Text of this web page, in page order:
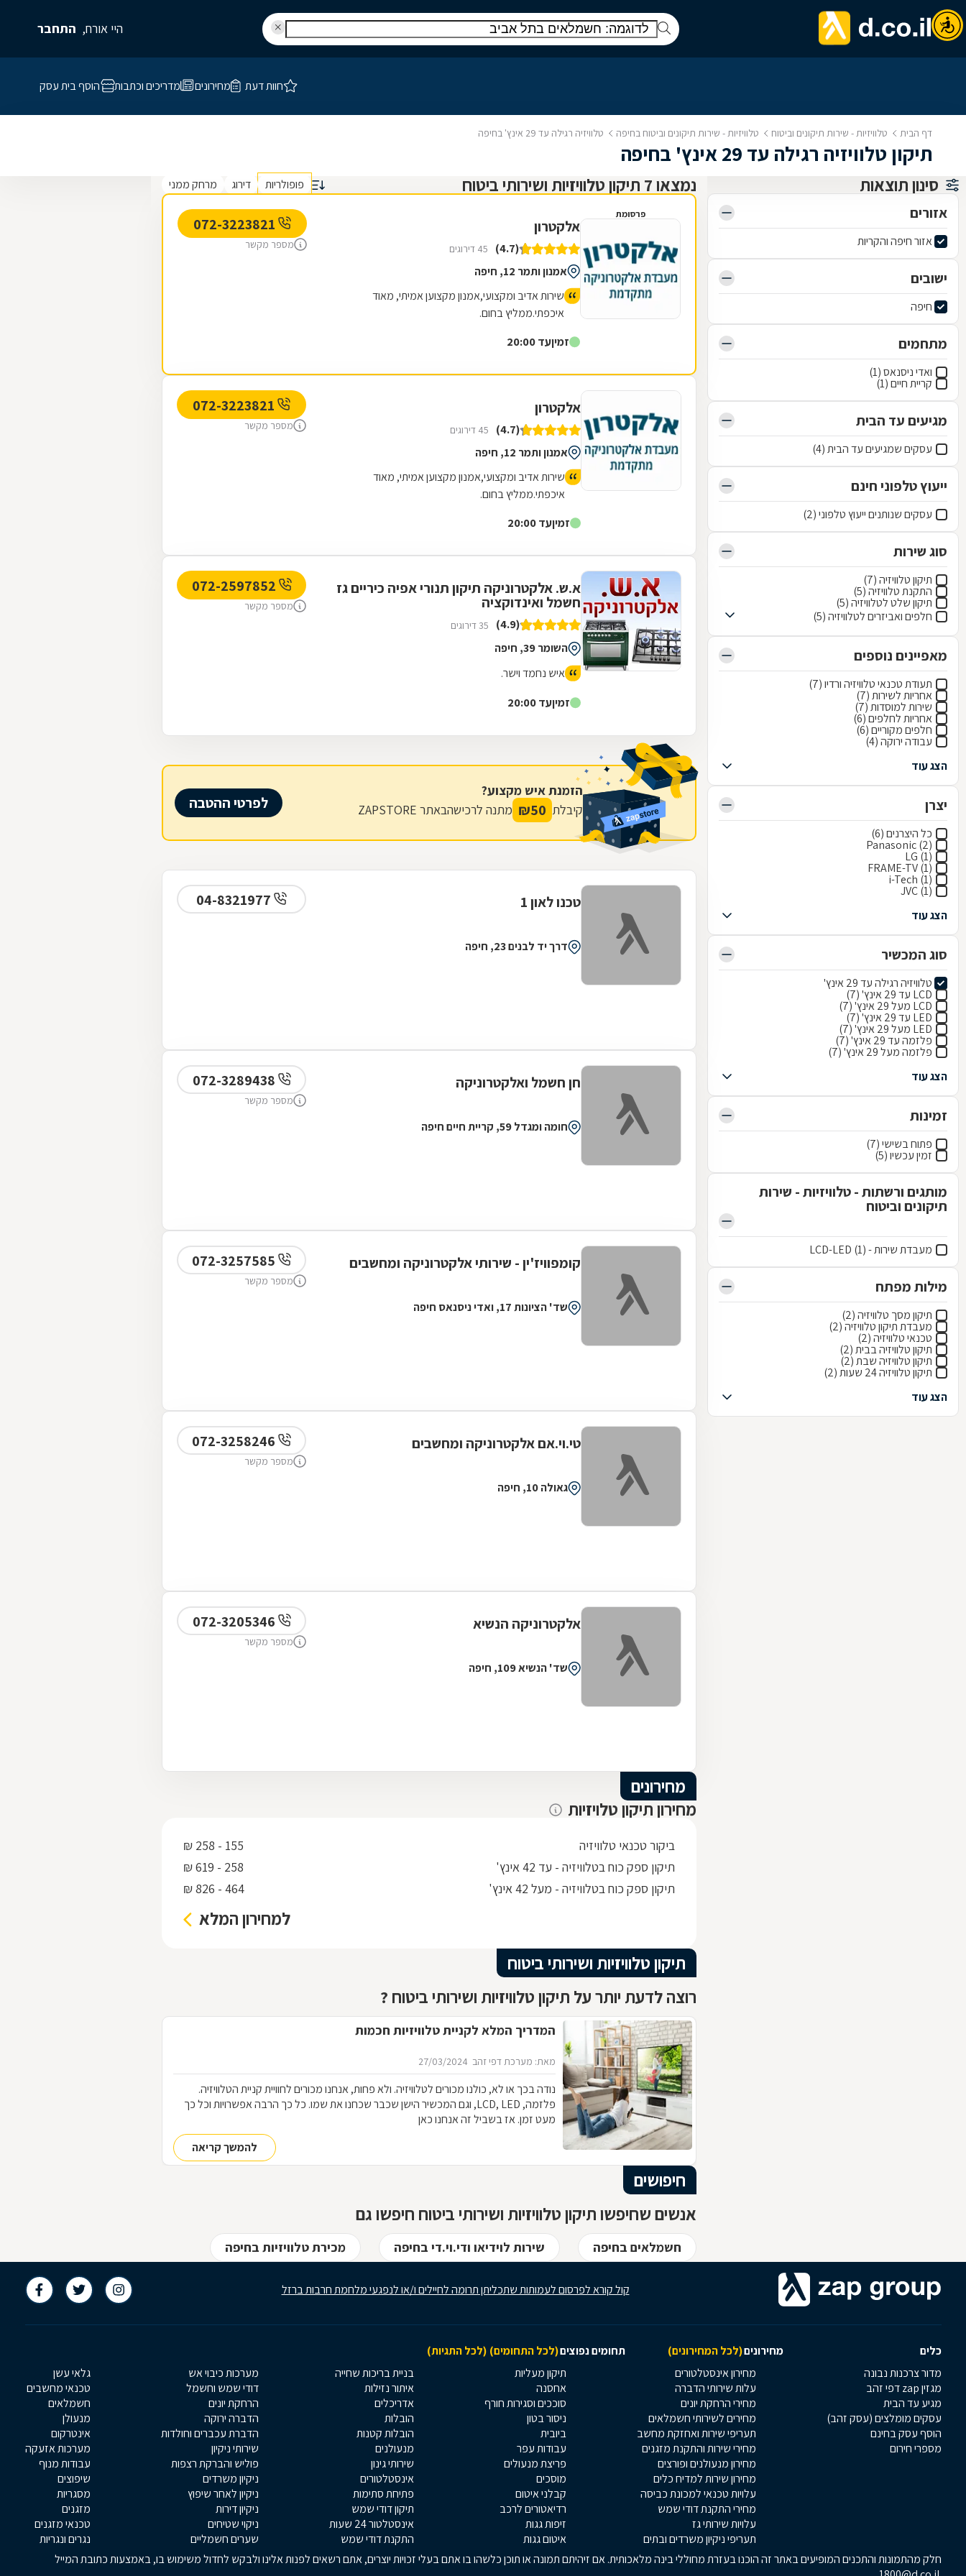
היי אורח, התחבר
חוות דעת מחירונים מדריכים וכתבות הוסף בית עסק
דף הבית טלוויזיות - שירות תיקונים וביטוח טלוויזיות - שירות תיקונים וביטוח בחיפה טלוויזיה רגילה עד 29 אינץ' בחיפה
תיקון טלוויזיה רגילה עד 29 אינץ' בחיפה
סינון תוצאות
אזורים
אזור חיפה והקריות
ישובים
חיפה
מתחמים
ואדי ניסנאס (1)
קריית חיים (1)
מגיעים עד הבית
עסקים שמגיעים עד הבית (4)
ייעוץ טלפוני חינם
עסקים שנותנים ייעוץ טלפוני (2)
סוג שירות
תיקון טלוויזיה (7)
התקנת טלוויזיה (5)
תיקון שלט לטלוויזיה (5)
חלפים ואביזרים לטלוויזיה (5)
מאפיינים נוספים
תעודת טכנאי טלוויזיה ורדיו (7)
אחריות לשירות (7)
שירות למוסדות (7)
אחריות לחלפים (6)
חלפים מקוריים (6)
עבודה ירוקה (4)
הצג עוד
יצרן
כל היצרנים (6)
Panasonic (2)
LG (1)
FRAME-TV (1)
i-Tech (1)
JVC (1)
הצג עוד
סוג המכשיר
טלוויזיה רגילה עד 29 אינץ'
LCD עד 29 אינץ' (7)
LCD מעל 29 אינץ' (7)
LED עד 29 אינץ' (7)
LED מעל 29 אינץ' (7)
פלזמה עד 29 אינץ' (7)
פלזמה מעל 29 אינץ' (7)
הצג עוד
זמינות
פתוח בשישי (7)
זמין עכשיו (5)
מותגים ורשתות - טלוויזיות - שירות
תיקונים וביטוח
מעבדת שירות - LCD-LED (1)
מילות מפתח
תיקון מסך טלוויזיה (2)
מעבדת תיקון טלוויזיה (2)
טכנאי טלוויזיה (2)
תיקון טלוויזיה בבית (2)
תיקון טלוויזיה שבת (2)
תיקון טלוויזיה 24 שעות (2)
הצג עוד
נמצאו 7 תיקון טלוויזיות ושירותי ביטוח פופולריות דירוג מרחק ממני
פרסומת
אלקטרון
(4.7) 45 דירוגים
אמנון ותמר 12, חיפה
שירות אדיב ומקצועי,אמנון מקצוען אמיתי, מאוד
איכפתי.ממליץ בחום.
זמיןעד 20:00
מספר מקשר
אלקטרון
(4.7) 45 דירוגים
אמנון ותמר 12, חיפה
שירות אדיב ומקצועי,אמנון מקצוען אמיתי, מאוד
איכפתי.ממליץ בחום.
זמיןעד 20:00
מספר מקשר
א.ש. אלקטרוניקה תיקון תנורי אפיה כיריים גז
חשמל ואינדוקציה
(4.9) 35 דירוגים
השומר 39, חיפה
איש נחמד וישר.
זמיןעד 20:00
מספר מקשר
הזמנת איש מקצוע?
קיבלת 50
₪ מתנה לרכישהבאתר ZAPSTORE לפרטי ההטבה
טכנו לאון 1
דרך יד לבנים 23, חיפה
חן חשמל ואלקטרוניקה
חומה ומגדל 59, קריית חיים חיפה
מספר מקשר
קומפוויז'ין - שירותי אלקטרוניקה ומחשבים
שד' הציונות 17, ואדי ניסנאס חיפה
מספר מקשר
טי.וי.אם אלקטרוניקה ומחשבים
גאולה 10, חיפה
מספר מקשר
אלקטרוניקה הנשיא
שד' הנשיא 109, חיפה
מספר מקשר
מחירונים
מחירון תיקון טלויזיות
ביקור טכנאי טלוויזיה
155 - 258 ₪
תיקון ספק כוח בטלוויזיה - עד 42 אינץ'
258 - 619 ₪
תיקון ספק כוח בטלוויזיה - מעל 42 אינץ'
464 - 826 ₪
למחירון המלא
תיקון טלוויזיות ושירותי ביטוח
רוצה לדעת יותר על תיקון טלוויזיות ושירותי ביטוח ?
המדריך המלא לקניית טלוויזיות חכמות
מאת: מערכת דפי זהב 27/03/2024
נודה בכך או לא, כולנו מכורים לטלוויזיה. ולא פחות, אנחנו מכורים לחוויית קניית הטלוויזיה.
פלזמה, LCD, LED, וגם המכשיר הישן שכבר שכחנו את שמו. כל כך הרבה אפשרויות וכל כך
מעט זמן. אז בשביל זה אנחנו כאן
להמשך קריאה
חיפושים
אנשים שחיפשו תיקון טלוויזיות ושירותי ביטוח חיפשו גם
חשמלאים בחיפה שירות לוידיאו ודי.וי.די בחיפה מכירת טלוויזיות בחיפה
קול קורא לפרסום לעמותות שתכליתן תרומה לחיילים ו/או לנפגעי מלחמת חרבות ברזל
כלים מחירונים(לכל המחירונים) תחומים נפוצים(לכל התחומים) (לכל התגיות)
מדור צרכנות נבונה
מגזין zap דפי זהב
מגיע עד הבית
עסקים מומלצים (עסק זהב)
הוסף עסק בחינם
מספרי חירום
מחירון אינסטלטורים
עלות שירותי הדברה
מחירי הרחקת יונים
מחירים לשירותי חשמלאים
תעריפי שירות ואחזקת מחשב
מחירי שירות והתקנת מזגנים
מחירון מנעולנים ופורצים
מחירון שירות למדיח כלים
עלויות טכנאי למכונת כביסה
מחירי התקנת דודי שמש
עלויות שירותי גז
תעריפי ניקיון משרדים ובתים
תיקון מעליות
אחסנה
סוככים וסגירות חורף
ניסור בטון
ביובית
עבודות עפר
פריצת מנעולים
מוסכים
קבלני איטום
רדיאטורים לרכב
זיפות גגות
איטום גגות
בניית בריכות שחייה
איתור נזילות
אדריכלים
הובלות
הובלות קטנות
מנעולנים
שירותי גינון
אינסטלטורים
פתיחת סתימות
תיקון דודי שמש
אינסטלטור 24 שעות
התקנת דודי שמש
מערכות כיבוי אש
דודי שמש וחשמל
הרחקת יונים
הדברה ירוקה
הדברת עכברים וחולדות
שירותי ניקיון
פוליש והברקת רצפות
ניקיון משרדים
ניקיון לאחר שיפוץ
ניקיון דירות
ניקוי שטיחים
שערים חשמליים
גלאי עשן
טכנאי מחשבים
חשמלאים
מנעולן
אינטרקום
מערכות אזעקה
עבודות מנוף
שיפוצים
מסגריות
מזגנים
טכנאי מזגנים
נגרים ונגריות
חלק מהתמונות והתכנים המופיעים באתר זה הוכנו בעזרת מחוללי בינה מלאכותית. אם זיהיתם תמונה או תוכן כלשהו בו אתם בעלי זכויות יוצרים, אתם רשאים לפנות אלינו ולבקש לחדול משימוש בו, באמצעות כתובת המייל